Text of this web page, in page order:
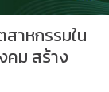
าหกรรมใน
คม สร้าง